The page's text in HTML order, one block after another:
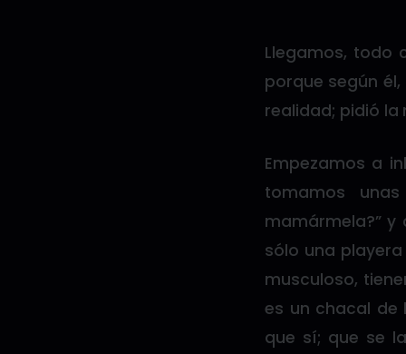
Llegamos, todo
porque según
realidad; pidió la
Empezamos a
tomamos
mamármela?”
sólo una
musculoso,
es un chacal de
que sí; que se